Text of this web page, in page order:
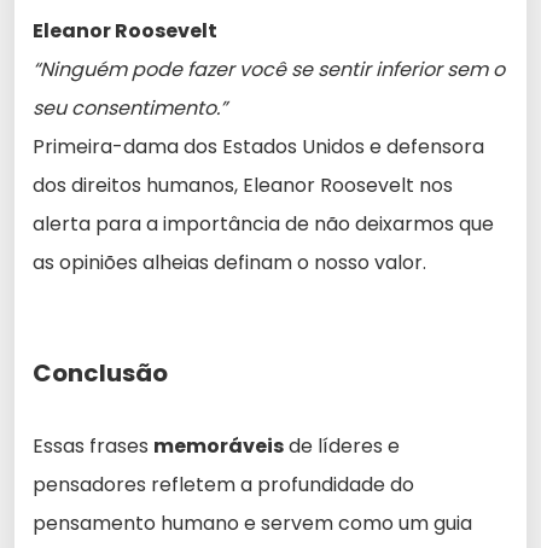
Eleanor Roosevelt
“Ninguém pode fazer você se sentir inferior sem o
seu consentimento.”
Primeira-dama dos Estados Unidos e defensora
dos direitos humanos, Eleanor Roosevelt nos
alerta para a importância de não deixarmos que
as opiniões alheias definam o nosso valor.
Conclusão
Essas frases memoráveisde líderes e
pensadores refletem a profundidade do
pensamento humano e servem como um guia